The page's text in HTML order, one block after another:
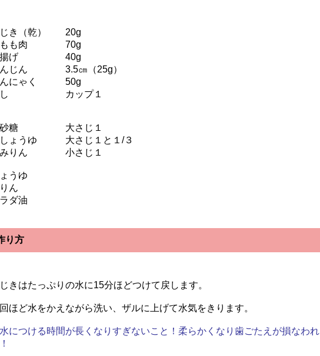
き（乾） 20g
もも肉 70g
揚げ 40g
んじん 3.5㎝（25g）
んにゃく 50g
し カップ１
砂糖 大さじ１
しょうゆ 大さじ１と１/３
みりん 小さじ１
うゆ
ん
ダ油
り方
きはたっぷりの水に15分ほどつけて戻します。
ほど水をかえながら洗い、ザルに上げて水気をきります。
につける時間が長くなりすぎないこと！柔らかくなり歯ごたえが損なわれ